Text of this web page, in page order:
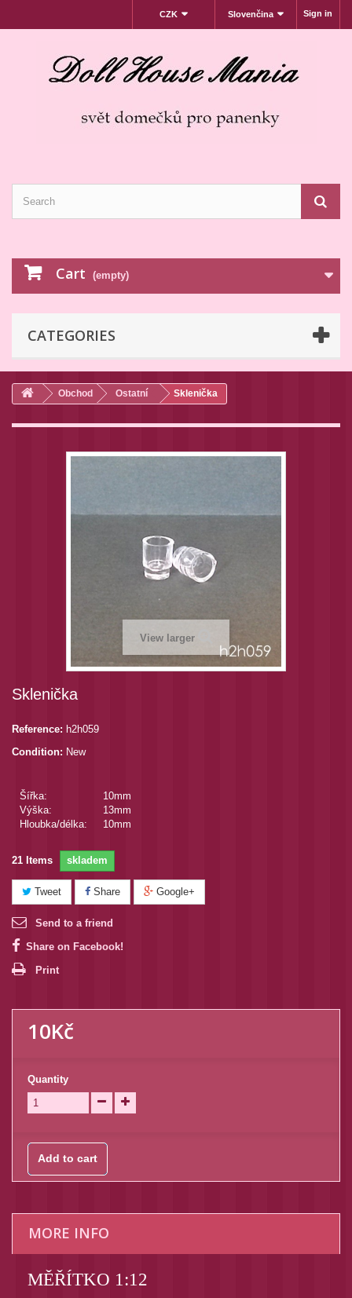
Sign in
Slovenčina
CZK
Cart (empty)
CATEGORIES
Obchod Ostatní Sklenička
View larger
Sklenička
Reference: h2h059
Condition: New
Šířka:
Výška:
Hloubka/délka:
10mm
13mm
10mm
21 Items skladem
Tweet Share Google+
Send to a friend
Share on Facebook!
Print
10Kč
Quantity
Add to cart
MORE INFO
MĚŘÍTKO 1:12
Tento eshop používa na poskytovanie služieb, personalizáciu
Viac informácií